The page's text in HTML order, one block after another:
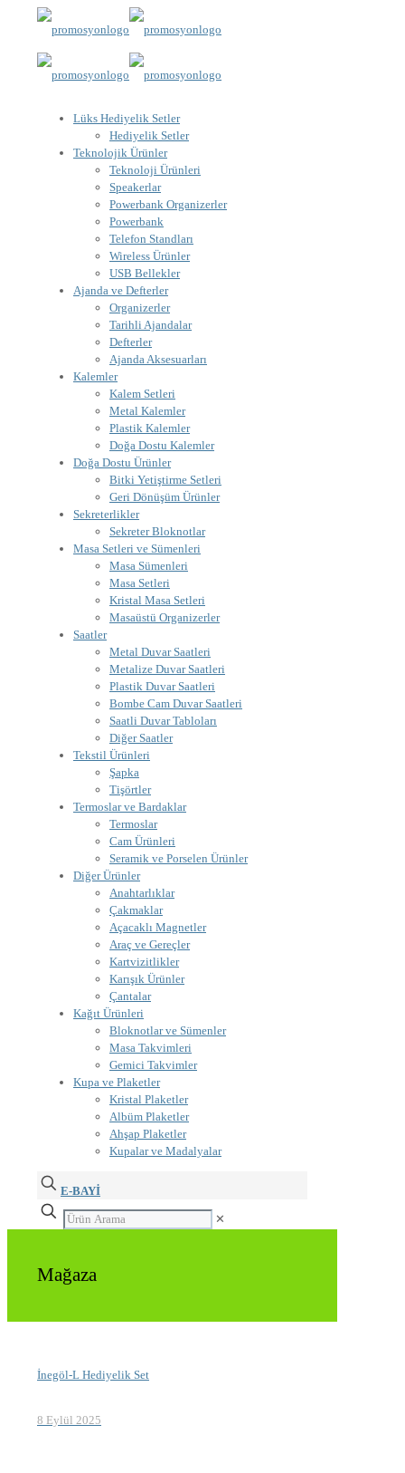
Lüks Hediyelik Setler
Hediyelik Setler
Teknolojik Ürünler
Teknoloji Ürünleri
Speakerlar
Powerbank Organizerler
Powerbank
Telefon Standları
Wireless Ürünler
USB Bellekler
Ajanda ve Defterler
Organizerler
Tarihli Ajandalar
Defterler
Ajanda Aksesuarları
Kalemler
Kalem Setleri
Metal Kalemler
Plastik Kalemler
Doğa Dostu Kalemler
Doğa Dostu Ürünler
Bitki Yetiştirme Setleri
Geri Dönüşüm Ürünler
Sekreterlikler
Sekreter Bloknotlar
Masa Setleri ve Sümenleri
Masa Sümenleri
Masa Setleri
Kristal Masa Setleri
Masaüstü Organizerler
Saatler
Metal Duvar Saatleri
Metalize Duvar Saatleri
Plastik Duvar Saatleri
Bombe Cam Duvar Saatleri
Saatli Duvar Tabloları
Diğer Saatler
Tekstil Ürünleri
Şapka
Tişörtler
Termoslar ve Bardaklar
Termoslar
Cam Ürünleri
Seramik ve Porselen Ürünler
Diğer Ürünler
Anahtarlıklar
Çakmaklar
Açacaklı Magnetler
Araç ve Gereçler
Kartvizitlikler
Karışık Ürünler
Çantalar
Kağıt Ürünleri
Bloknotlar ve Sümenler
Masa Takvimleri
Gemici Takvimler
Kupa ve Plaketler
Kristal Plaketler
Albüm Plaketler
Ahşap Plaketler
Kupalar ve Madalyalar
E-BAYİ
✕
Mağaza
İnegöl-L Hediyelik Set
8 Eylül 2025